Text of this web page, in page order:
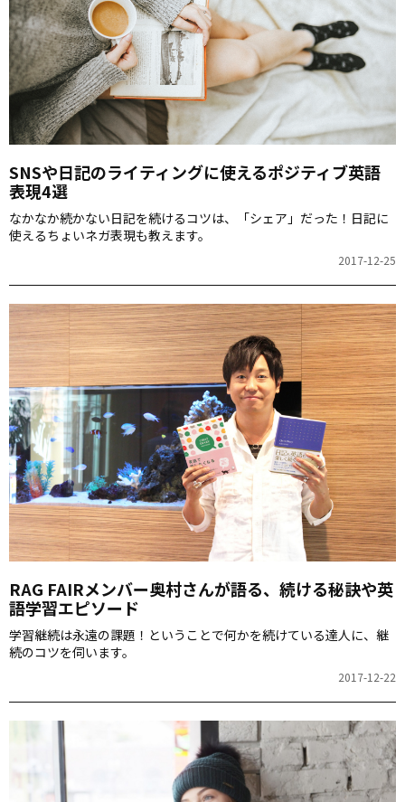
SNSや日記のライティングに使えるポジティブ英語
表現4選
なかなか続かない日記を続けるコツは、「シェア」だった！日記に
使えるちょいネガ表現も教えます。
2017-12-25
RAG FAIRメンバー奥村さんが語る、続ける秘訣や英
語学習エピソード
学習継続は永遠の課題！ということで何かを続けている達人に、継
続のコツを伺います。
2017-12-22